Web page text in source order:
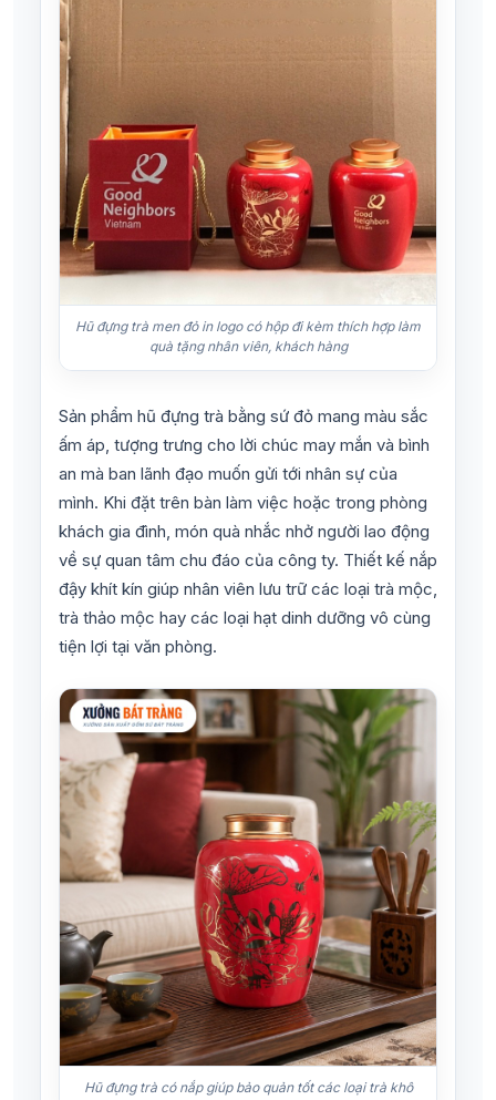
Hũ đựng trà men đỏ in logo có hộp đi kèm thích hợp làm
quà tặng nhân viên, khách hàng
Sản phẩm hũ đựng trà bằng sứ đỏ mang màu sắc
ấm áp, tượng trưng cho lời chúc may mắn và bình
an mà ban lãnh đạo muốn gửi tới nhân sự của
mình. Khi đặt trên bàn làm việc hoặc trong phòng
khách gia đình, món quà nhắc nhở người lao động
về sự quan tâm chu đáo của công ty. Thiết kế nắp
đậy khít kín giúp nhân viên lưu trữ các loại trà mộc,
trà thảo mộc hay các loại hạt dinh dưỡng vô cùng
tiện lợi tại văn phòng.
Hũ đựng trà có nắp giúp bảo quản tốt các loại trà khô